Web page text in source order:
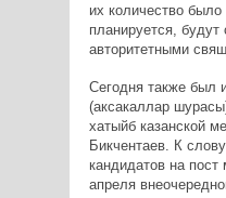
их количество
планируется, будут
авторитетными
Сегодня также был
(аксакаллар
хатыйб казанской
Бикчентаев. К
кандидатов на
апреля